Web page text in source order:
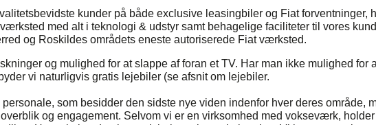
kunder på både exclusive leasingbiler og Fiat forventninger,
med alt i teknologi & udstyr samt behagelige faciliteter til vores
og Roskildes områdets eneste autoriserede Fiat værksted.
og mulighed for at slappe af foran et TV. Har man ikke mulighed for
vi naturligvis gratis lejebiler (se afsnit om lejebiler.
som besidder den sidste nye viden indenfor hver deres område,
og engagement. Selvom vi er en virksomhed med vokseværk, holder